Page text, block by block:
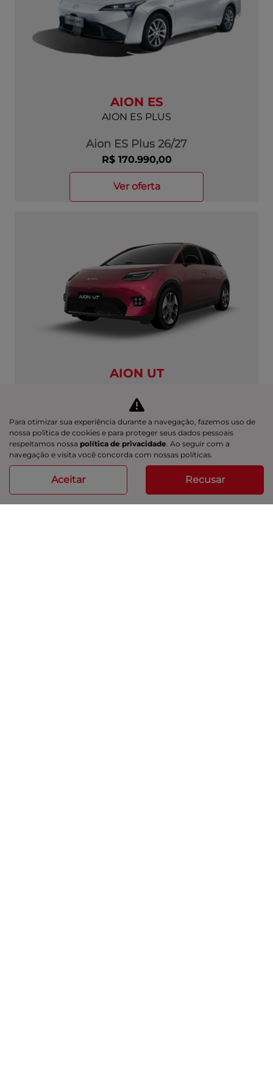
AION ES
AION ES PLUS
Aion ES Plus 26/27
R$ 170.990,00
ver oferta
AION UT
Aion UT Premium 26/27
R$ 139.990,00
ver oferta
Para otimizar sua experiência durante a navegação, fazemos uso de
nossa política de cookies e para proteger seus dados pessoais
respeitamos nossa política de privacidade . Ao seguir com a
navegação e visita você concorda com nossas políticas.
Aceitar Recusar